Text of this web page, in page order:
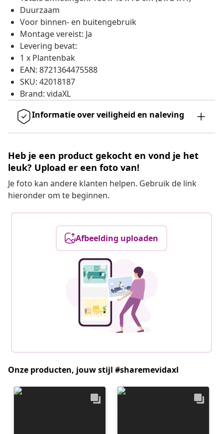
Duurzaam
Voor binnen- en buitengebruik
Montage vereist: Ja
Levering bevat:
1 x Plantenbak
EAN: 8721364475588
SKU: 42018187
Brand: vidaXL
Informatie over veiligheid en naleving
Heb je een product gekocht en vond je het
leuk? Upload er een foto van!
Je foto kan andere klanten helpen. Gebruik de link
hieronder om te beginnen.
Afbeelding uploaden
Onze producten, jouw stijl #sharemevidaxl